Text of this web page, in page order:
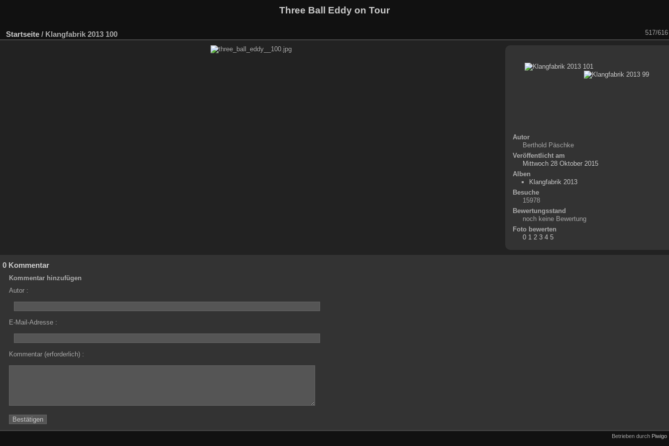
Three Ball Eddy on Tour
Startseite / Klangfabrik 2013 100 517/616
Autor
Berthold Päschke
Veröffentlicht am
Mittwoch 28 Oktober 2015
Alben
Klangfabrik 2013
Besuche
15978
Bewertungsstand
noch keine Bewertung
Foto bewerten
0 Kommentar
Kommentar hinzufügen
Autor :
E-Mail-Adresse :
Kommentar (erforderlich) :
Betrieben durch Piwigo